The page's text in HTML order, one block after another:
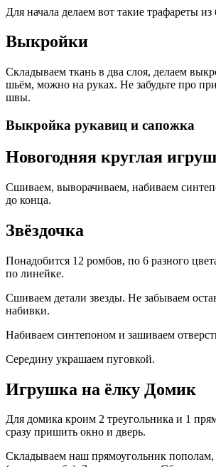
Для начала делаем вот такие трафареты из
Выкройки
Складываем ткань в два слоя, делаем
шьём, можно на руках. Не забудьте про
швы.
Выкройка рукавиц и сапожка
Новогодняя круглая
Сшиваем, выворачиваем, набиваем
до конца.
Звёздочка
Понадобится 12 ромбов, по 6 разного
по линейке.
Сшиваем детали звезды. Не забываем
набивки.
Набиваем синтепоном и зашиваем
Середину украшаем пуговкой.
Игрушка на ёлку Домик
Для домика кроим 2 треугольника и 1
сразу пришить окно и дверь.
Складываем наш прямоугольник пополам,